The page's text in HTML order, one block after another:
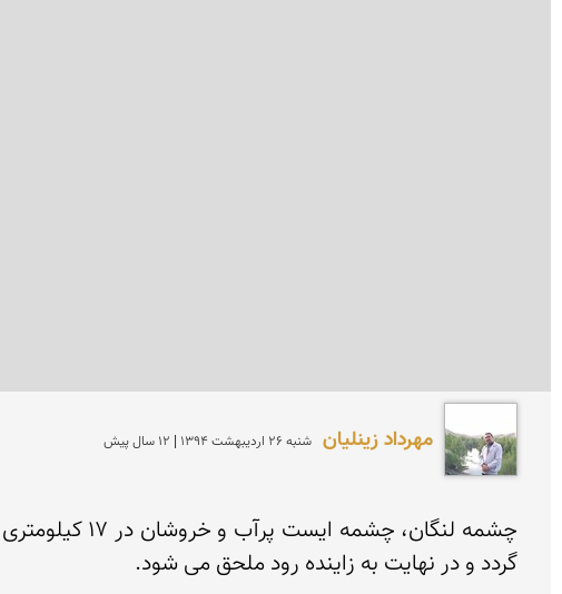
مهرداد زینلیان شنبه 26 ارديبهشت 1394 | 12 سال پیش
گردد و در نهایت به زاینده رود ملحق می شود.